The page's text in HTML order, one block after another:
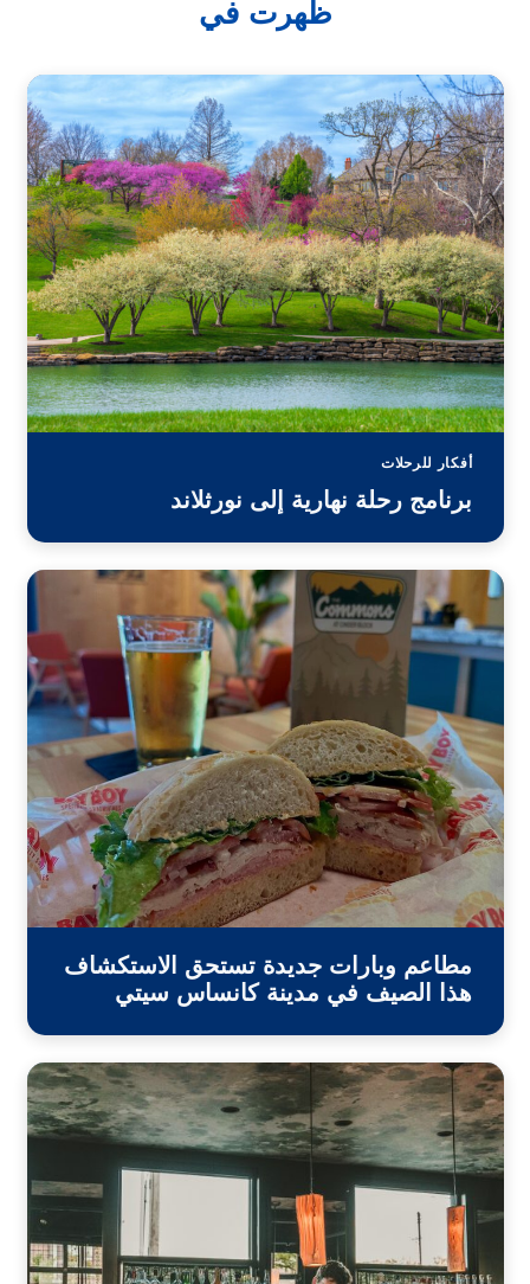
ظهرت في
أفكار للرحلات
برنامج رحلة نهارية إلى نورثلاند
مطاعم وبارات جديدة تستحق الاستكشاف
هذا الصيف في مدينة كانساس سيتي